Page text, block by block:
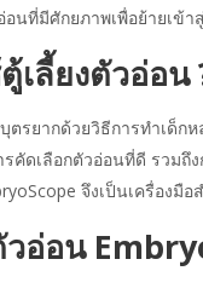
นที่มีศักยภาพเพื่อย้ายเข้
เลี้ยงตัวอ่อน
ตรยากด้วยวิธีการทำเด็
คัดเลือกตัวอ่อนที่ดี รวม
จึงเป็นเครื่องมื
วอ่อน